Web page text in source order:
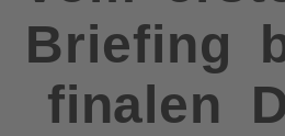
Briefing
finalen